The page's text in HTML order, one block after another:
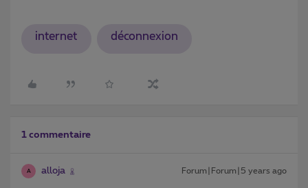
internet déconnexion
1 commentaire
A alloja Forum|Forum|5 years ago